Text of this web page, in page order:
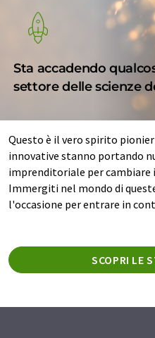
Sta accadendo
settore delle scienze
Questo è il vero spirito
innovative stanno portando
imprenditoriale per cambiare
Immergiti nel mondo di
l'occasione per entrare in
SCOPRI LE